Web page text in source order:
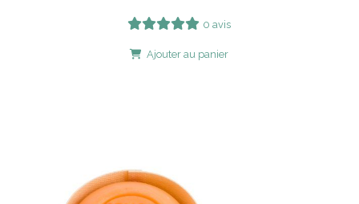
0 avis
Ajouter au panier